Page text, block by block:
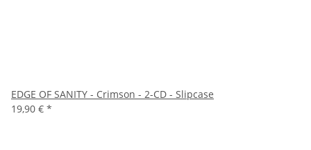
EDGE OF SANITY - Crimson - 2-CD - Slipcase
19,90 € *